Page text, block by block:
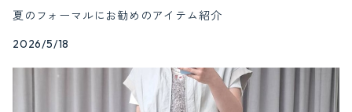
夏のフォーマルにお勧めのアイテム紹介
2026/5/18